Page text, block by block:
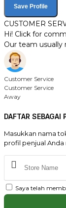
Save Profile
CUSTOMER
Hi! Click for
Our team usually
Customer Service
Customer Service
Away
DAFTAR SEBAGAI
Masukkan nama
profil penjual Anda
Saya telah